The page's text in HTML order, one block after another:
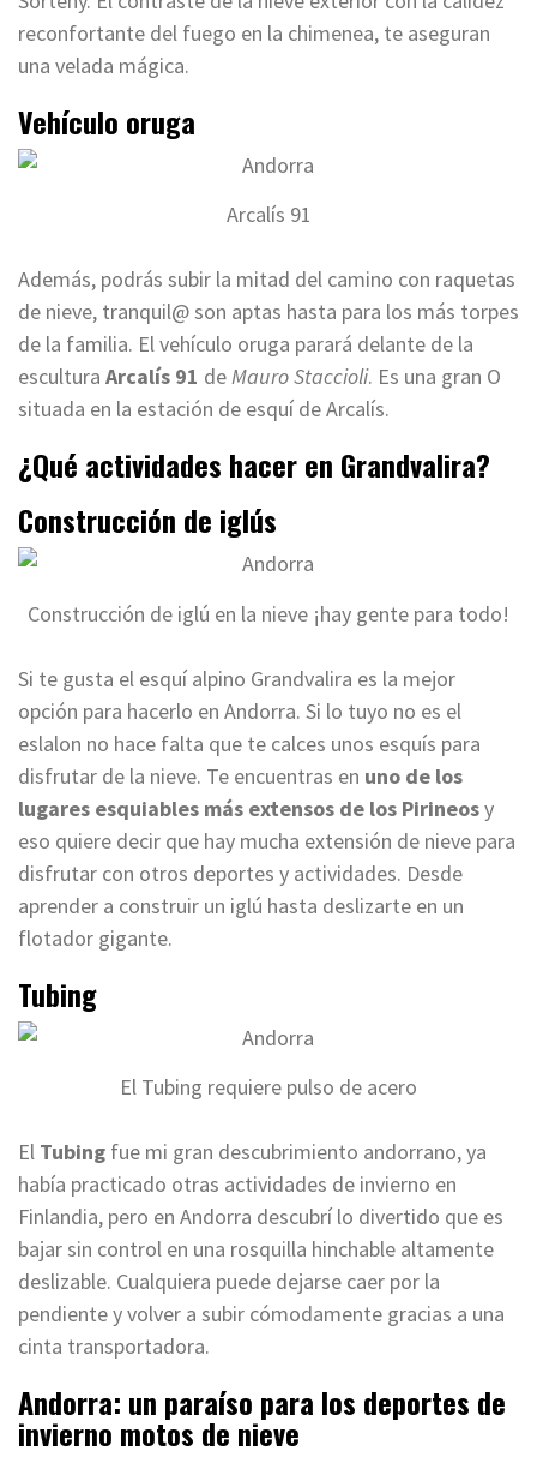
reconfortante del fuego en la chimenea, te aseguran
una velada mágica.
Vehículo oruga
Arcalís 91
Además, podrás subir la mitad del camino con raquetas
de nieve, tranquil@ son aptas hasta para los más torpes
de la familia. El vehículo oruga parará delante de la
escultura Arcalís 91 deMauro Staccioli. Es una gran O
situada en la estación de esquí de Arcalís.
¿Qué actividades hacer en Grandvalira?
Construcción de iglús
Construcción de iglú en la nieve ¡hay gente para todo!
Si te gusta el esquí alpino Grandvalira es la mejor
opción para hacerlo en Andorra. Si lo tuyo no es el
eslalon no hace falta que te calces unos esquís para
disfrutar de la nieve. Te encuentras en uno de los
lugares esquiables más extensos de los Pirineosy
eso quiere decir que hay mucha extensión de nieve para
disfrutar con otros deportes y actividades. Desde
aprender a construir un iglú hasta deslizarte en un
flotador gigante.
Tubing
El Tubing requiere pulso de acero
El Tubing fue mi gran descubrimiento andorrano, ya
había practicado otras actividades de invierno en
Finlandia, pero en Andorra descubrí lo divertido que es
bajar sin control en una rosquilla hinchable altamente
deslizable. Cualquiera puede dejarse caer por la
pendiente y volver a subir cómodamente gracias a una
cinta transportadora.
Andorra: un paraíso para los deportes de
invierno motos de nieve